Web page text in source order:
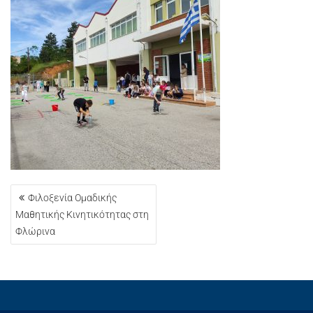
ΠΛΟΉΓΗΣΗ
ΆΡΘΡΩΝ
Φιλοξενία Ομαδικής
Μαθητικής Κινητικότητας στη
Φλώρινα